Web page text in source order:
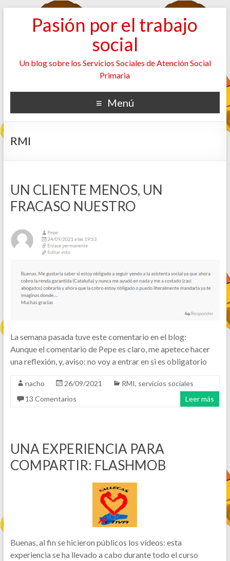
Pasión por el trabajo
social
Un blog sobre los Servicios Sociales de Atención Social
Primaria
Menú
RMI
UN CLIENTE MENOS, UN
FRACASO NUESTRO
La semana pasada tuve este comentario en el blog:
Aunque el comentario de Pepe es claro, me apetece hacer
una reflexión, y, aviso: no voy a entrar en si es obligatorio
nacho 26/09/2021 RMI, servicios sociales
13 Comentarios
Leer más
UNA EXPERIENCIA PARA
COMPARTIR: FLASHMOB
Buenas, al fin se hicieron públicos los vídeos: esta
experiencia se ha llevado a cabo durante todo el curso